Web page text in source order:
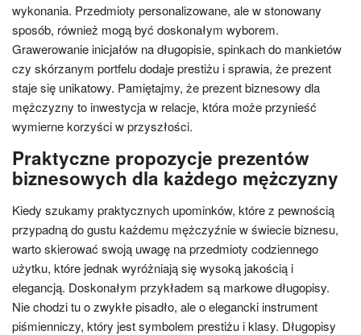
wykonania. Przedmioty personalizowane, ale w stonowany
sposób, również mogą być doskonałym wyborem.
Grawerowanie inicjałów na długopisie, spinkach do mankietów
czy skórzanym portfelu dodaje prestiżu i sprawia, że prezent
staje się unikatowy. Pamiętajmy, że prezent biznesowy dla
mężczyzny to inwestycja w relacje, która może przynieść
wymierne korzyści w przyszłości.
Praktyczne propozycje prezentów
biznesowych dla każdego mężczyzny
Kiedy szukamy praktycznych upominków, które z pewnością
przypadną do gustu każdemu mężczyźnie w świecie biznesu,
warto skierować swoją uwagę na przedmioty codziennego
użytku, które jednak wyróżniają się wysoką jakością i
elegancją. Doskonałym przykładem są markowe długopisy.
Nie chodzi tu o zwykłe pisadło, ale o elegancki instrument
piśmienniczy, który jest symbolem prestiżu i klasy. Długopisy